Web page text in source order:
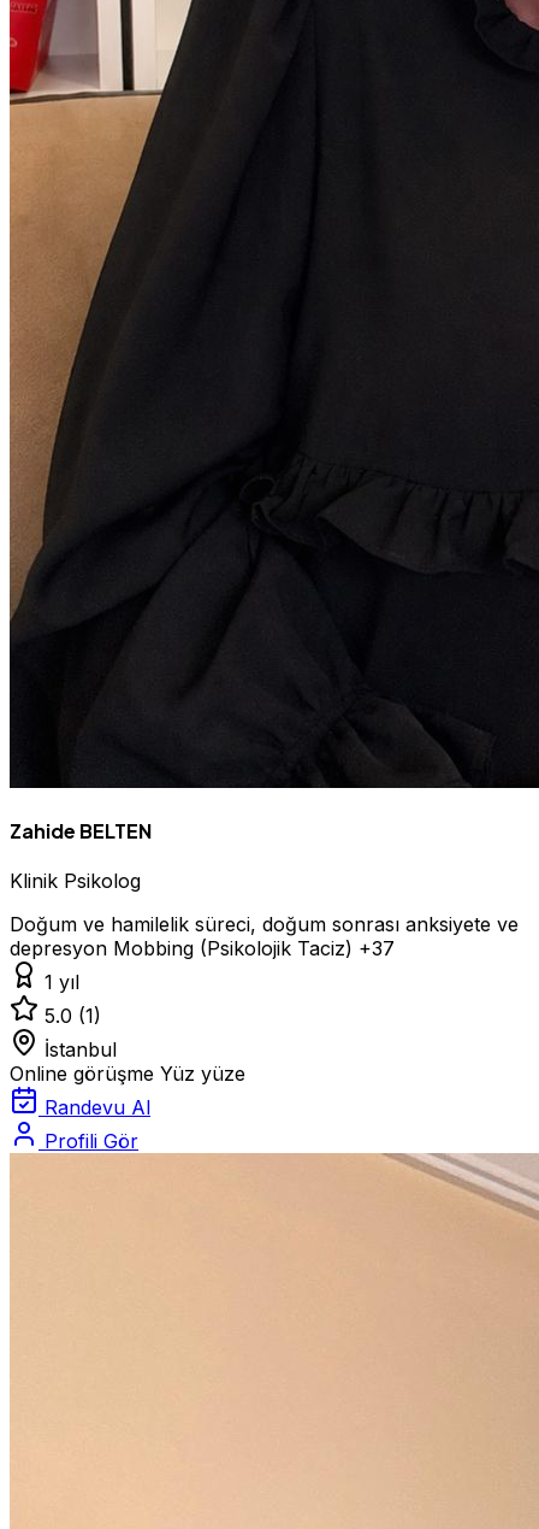
Zahide BELTEN
Klinik Psikolog
Doğum ve hamilelik süreci, doğum sonrası anksiyete ve
depresyon Mobbing (Psikolojik Taciz) +37
1 yıl
5.0 (1)
İstanbul
Online görüşme Yüz yüze
Randevu Al
Profili Gör